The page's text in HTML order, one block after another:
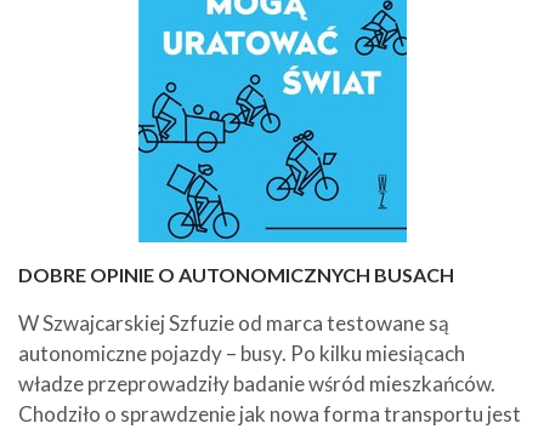
DOBRE OPINIE O AUTONOMICZNYCH BUSACH
W Szwajcarskiej Szfuzie od marca testowane są
autonomiczne pojazdy – busy. Po kilku miesiącach
władze przeprowadziły badanie wśród mieszkańców.
Chodziło o sprawdzenie jak nowa forma transportu jest